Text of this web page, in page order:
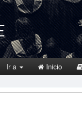
Ir a Inicio